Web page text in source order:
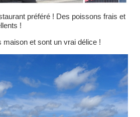
préféré ! Des poissons frais et
!
et sont un vrai délice !